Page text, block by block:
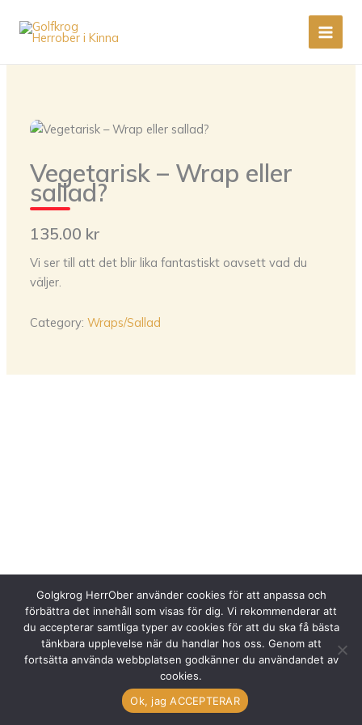
content
Vegetarisk – Wrap eller
sallad?
135.00 kr
Vi ser till att det blir lika fantastiskt oavsett vad du
väljer.
Category:Wraps/Sallad
Copyright © 2026 GOLFKROG HERR OBER
Made in Skene by
MD Media
Golgkrog HerrOber använder cookies för att anpassa och
förbättra det innehåll som visas för dig. Vi rekommenderar att
du accepterar samtliga typer av cookies för att du ska få bästa
tänkbara upplevelse när du handlar hos oss. Genom att
fortsätta använda webbplatsen godkänner du användandet av
cookies.
Ok, jag ACCEPTERAR